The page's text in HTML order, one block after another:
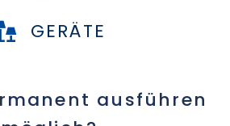
GERÄTE
ausführen